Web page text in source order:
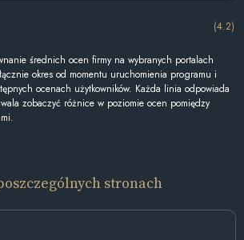
(4.2)
średnich ocen firmy na wybranych portalach
okres od momentu uruchomienia programu i
ocenach użytkowników. Każda linia odpowiada
zobaczyć różnice w poziomie ocen pomiędzy
stronach